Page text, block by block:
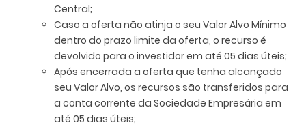
Central;
Caso a oferta não atinja o seu Valor Alvo Mínimo
dentro do prazo limite da oferta, o recurso é
devolvido para o investidor em até 05 dias úteis;
Após encerrada a oferta que tenha alcançado
seu Valor Alvo, os recursos são transferidos para
a conta corrente da Sociedade Empresária em
até 05 dias úteis;